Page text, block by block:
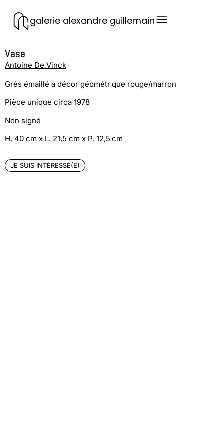
galerie alexandre guillemain
Vase
Antoine De Vinck
Grès émaillé à décor géométrique rouge/marron
Pièce unique circa 1978
Non signé
H. 40 cm x L. 21,5 cm x P. 12,5 cm
JE SUIS INTÉRESSÉ(E)